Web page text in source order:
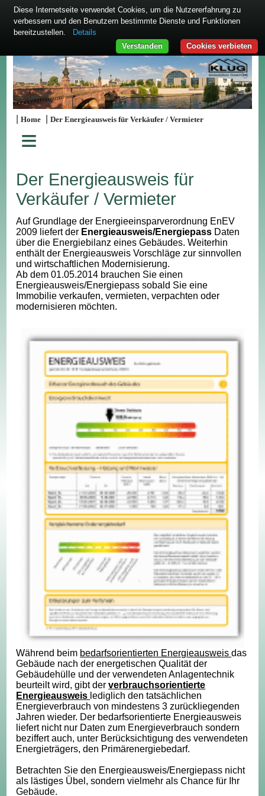
|Home |Der Energieausweis für Verkäufer / Vermieter
≡
Der Energieausweis für
Verkäufer / Vermieter
Auf Grundlage der Energieeinsparverordnung EnEV
2009 liefert der Energieausweis/Energiepass Daten
über die Energiebilanz eines Gebäudes. Weiterhin
enthält der Energieausweis Vorschläge zur sinnvollen
und wirtschaftlichen Modernisierung.
Ab dem 01.05.2014 brauchen Sie einen
Energieausweis/Energiepass sobald Sie eine
Immobilie verkaufen, vermieten, verpachten oder
modernisieren möchten.
Während beim bedarfsorientierten Energieausweisdas
Gebäude nach der energetischen Qualität der
Gebäudehülle und der verwendeten Anlagentechnik
beurteilt wird, gibt derverbrauchsorientierte
Energieausweis lediglich den tatsächlichen
Energieverbrauch von mindestens 3 zurückliegenden
Jahren wieder. Der bedarfsorientierte Energieausweis
liefert nicht nur Daten zum Energieverbrauch sondern
beziffert auch, unter Berücksichtigung des verwendeten
Energieträgers, den Primärenergiebedarf.
Betrachten Sie den Energieausweis/Energiepass nicht
als lästiges Übel, sondern vielmehr als Chance für Ihr
Gebäude.
Diese Internetseite verwendet Cookies, um die Nutzererfahrung zu
verbessern und den Benutzern bestimmte Dienste und Funktionen
bereitzustellen.
Details
Cookies verbieten
Verstanden